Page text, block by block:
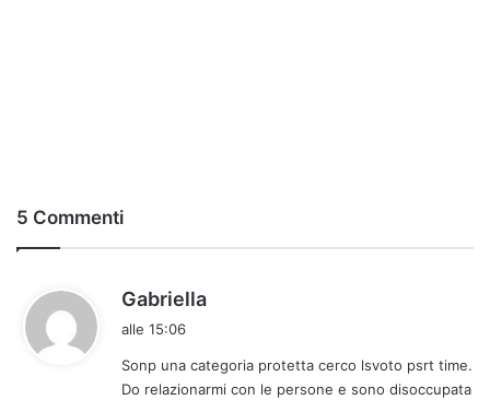
5 Commenti
Gabriella
e
t
alle 15:06
Sonp una categoria protetta cerco lsvoto psrt time.
Do relazionarmi con le persone e sono disoccupata